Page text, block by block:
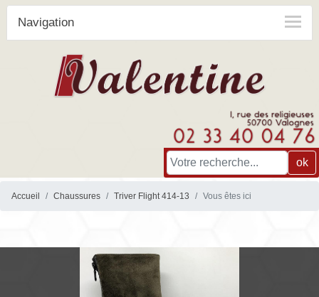
Navigation
ok
Accueil Chaussures Triver Flight 414-13 Vous êtes ici